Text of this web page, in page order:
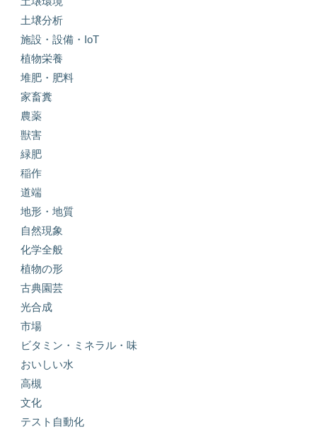
土壌分析
施設・設備・IoT
植物栄養
堆肥・肥料
家畜糞
農薬
獣害
緑肥
稲作
道端
地形・地質
自然現象
化学全般
植物の形
古典園芸
光合成
市場
ビタミン・ミネラル・味
おいしい水
高槻
文化
テスト自動化